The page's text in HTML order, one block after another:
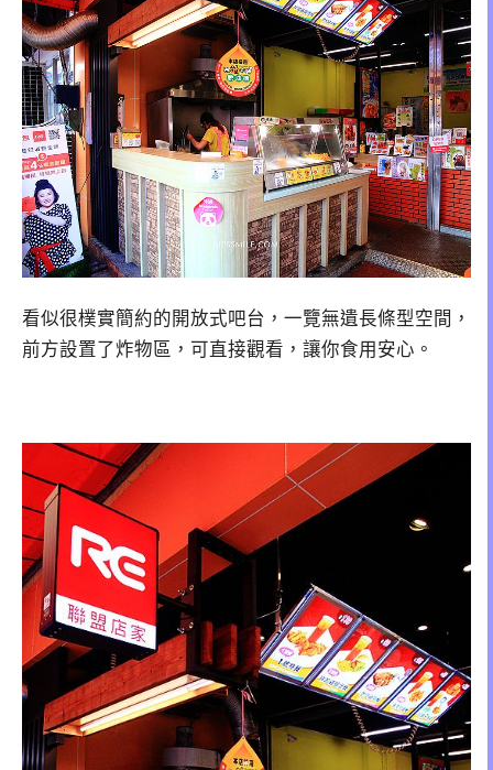
看似很樸實簡約的開放式吧台，一覽無遺長條型空間，
前方設置了炸物區，可直接觀看，讓你食用安心。